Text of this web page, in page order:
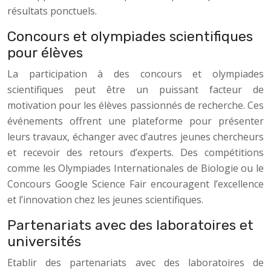
résultats ponctuels.
Concours et olympiades scientifiques
pour élèves
La participation à des concours et olympiades
scientifiques peut être un puissant facteur de
motivation pour les élèves passionnés de recherche. Ces
événements offrent une plateforme pour présenter
leurs travaux, échanger avec d’autres jeunes chercheurs
et recevoir des retours d’experts. Des compétitions
comme les Olympiades Internationales de Biologie ou le
Concours Google Science Fair encouragent l’excellence
et l’innovation chez les jeunes scientifiques.
Partenariats avec des laboratoires et
universités
Etablir des partenariats avec des laboratoires de